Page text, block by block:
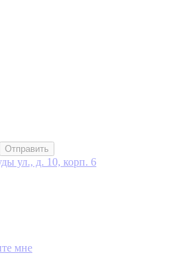
Отправить
ул., д. 10, корп. 6
мне